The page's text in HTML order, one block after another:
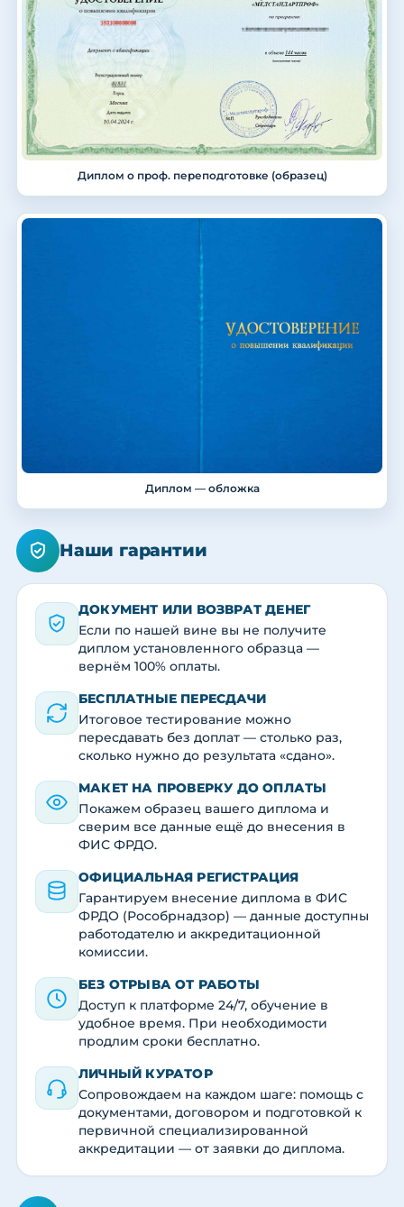
Диплом о проф. переподготовке (образец)
Диплом — обложка
Наши гарантии
ДОКУМЕНТ ИЛИ ВОЗВРАТ ДЕНЕГ
Если по нашей вине вы не получите
диплом установленного образца —
вернём 100% оплаты.
БЕСПЛАТНЫЕ ПЕРЕСДАЧИ
Итоговое тестирование можно
пересдавать без доплат — столько раз,
сколько нужно до результата «сдано».
МАКЕТ НА ПРОВЕРКУ ДО ОПЛАТЫ
Покажем образец вашего диплома и
сверим все данные ещё до внесения в
ФИС ФРДО.
ОФИЦИАЛЬНАЯ РЕГИСТРАЦИЯ
Гарантируем внесение диплома в ФИС
ФРДО (Рособрнадзор) — данные доступны
работодателю и аккредитационной
комиссии.
БЕЗ ОТРЫВА ОТ РАБОТЫ
Доступ к платформе 24/7, обучение в
удобное время. При необходимости
продлим сроки бесплатно.
ЛИЧНЫЙ КУРАТОР
Сопровождаем на каждом шаге: помощь с
документами, договором и подготовкой к
первичной специализированной
аккредитации — от заявки до диплома.